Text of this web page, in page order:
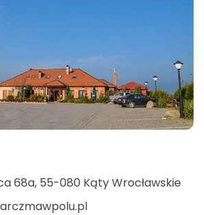
68a, 55-080 Kąty Wrocławskie